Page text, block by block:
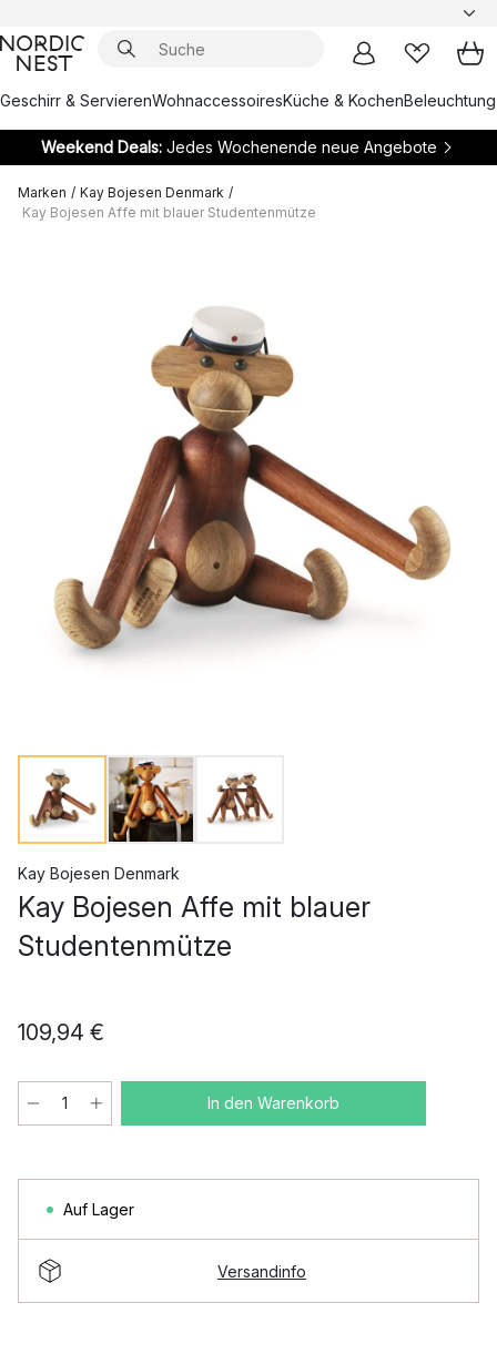
Geschirr & ServierenWohnaccessoiresKüche & KochenBeleuchtung
Weekend Deals:Jedes Wochenende neue Angebote
Marken / Kay Bojesen Denmark /
Kay Bojesen Affe mit blauer Studentenmütze
Kay Bojesen Denmark
Kay Bojesen Affe mit blauer
Studentenmütze
109,94 €
In den Warenkorb
Auf Lager
Versandinfo